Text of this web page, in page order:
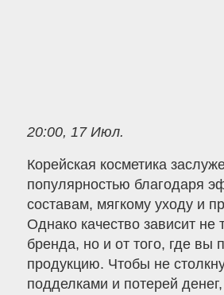
20:00, 17 Июл.
Корейская косметика
популярностью благодаря
составам, мягкому уходу и
Однако качество зависит не
бренда, но и от того, где вы
продукцию. Чтобы не
подделками и потерей